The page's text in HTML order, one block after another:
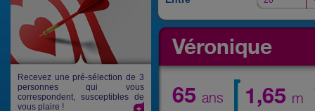
Recevez une pré-sélection de 3
personnes qui vous
correspondent, susceptibles de
vous plaire !
Véronique
65 ans 1,65 m